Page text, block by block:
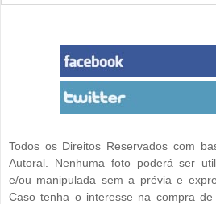
Todos os Direitos Reservados com
Autoral. Nenhuma foto poderá ser
e/ou manipulada sem a prévia e
Caso tenha o interesse na compra